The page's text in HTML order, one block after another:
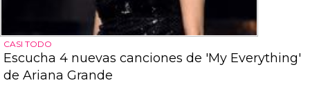
CASI TODO
Escucha 4 nuevas canciones de 'My Everything'
de Ariana Grande